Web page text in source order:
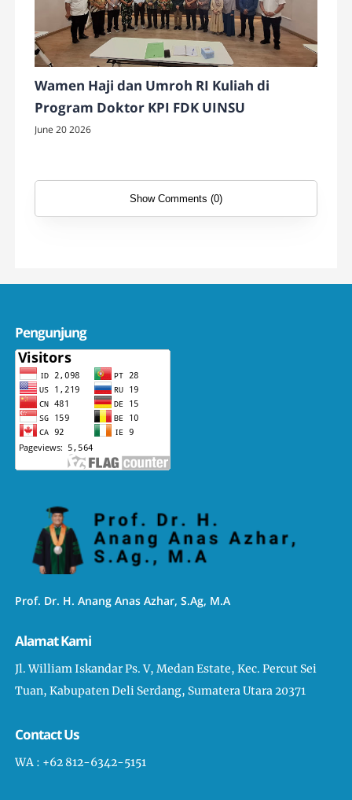
Wamen Haji dan Umroh RI Kuliah di
Program Doktor KPI FDK UINSU
June 20 2026
Show Comments (0)
Pengunjung
Prof. Dr. H. Anang Anas Azhar, S.Ag, M.A
Alamat Kami
Jl. William Iskandar Ps. V, Medan Estate, Kec. Percut Sei
Tuan, Kabupaten Deli Serdang, Sumatera Utara 20371
Contact Us
WA : +62 812-6342-5151